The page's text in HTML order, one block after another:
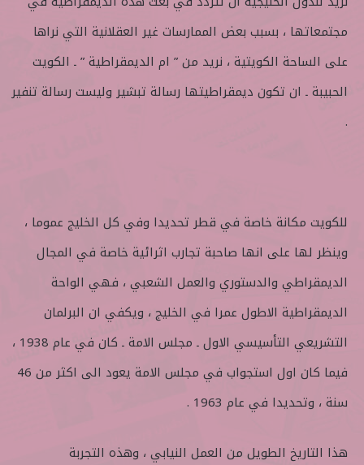
مجتمعاتها ، بسبب بعض الممارسات غير العقلانية التي نراها
على الساحة الكويتية ، نريد من ” ام الديمقراطية ” ـ الكويت
الحبيبة ـ ان تكون ديمقراطيتها رسالة تبشير وليست رسالة تنفير
.
للكويت مكانة خاصة في قطر تحديدا وفي كل الخليج عموما ،
وينظر لها على انها صاحبة تجارب اثرائية خاصة في المجال
الديمقراطي والدستوري والعمل الشعبي ، فهي الواحة
الديمقراطية الاطول عمرا في الخليج ، ويكفي ان البرلمان
التشريعي التأسيسي الاول ـ مجلس الامة ـ كان في عام 1938 ،
فيما كان اول استجواب في مجلس الامة يعود الى اكثر من 46
سنة ، وتحديدا في عام 1963 .
هذا التاريخ الطويل من العمل النيابي ، وهذه التجربة